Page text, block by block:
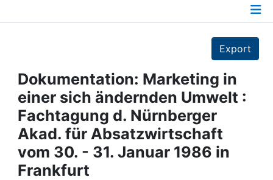
Projects
People
Institutions
Awards
Export
Dokumentation: Marketing in
einer sich ändernden Umwelt :
Fachtagung d. Nürnberger
Akad. für Absatzwirtschaft
vom 30. - 31. Januar 1986 in
Frankfurt